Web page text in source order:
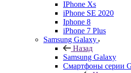
IPhone Xs
iPhone SE 2020
Iphone 8
iPhone 7 Plus
Samsung Galaxy
Назад
Samsung Galaxy
Смартфоны серии